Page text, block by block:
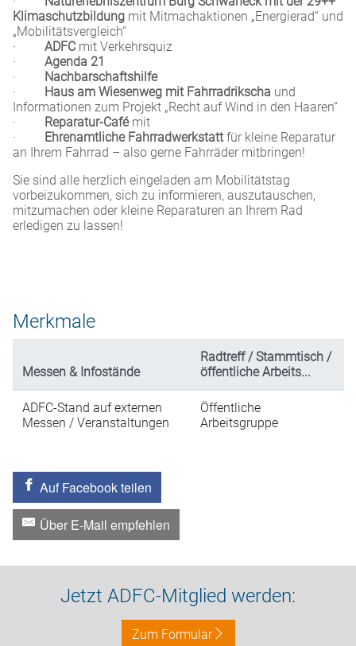
Klimaschutzbildung mit Mitmachaktionen „Energierad“ und
„Mobilitätsvergleich“
· ADFC mit Verkehrsquiz
· Agenda 21
· Nachbarschaftshilfe
· Haus am Wiesenweg mit Fahrradrikscha und
Informationen zum Projekt „Recht auf Wind in den Haaren“
· Reparatur-Cafémit
· Ehrenamtliche Fahrradwerkstattfür kleine Reparatur
an Ihrem Fahrrad – also gerne Fahrräder mitbringen!
Sie sind alle herzlich eingeladen am Mobilitätstag
vorbeizukommen, sich zu informieren, auszutauschen,
mitzumachen oder kleine Reparaturen an Ihrem Rad
erledigen zu lassen!
Merkmale
Messen & Infostände
Radtreff / Stammtisch /
öffentliche Arbeits...
ADFC-Stand auf externen
Messen / Veranstaltungen
Öffentliche
Arbeitsgruppe
Auf Facebook teilen
Über E-Mail empfehlen
Jetzt ADFC-Mitglied werden:
Zum Formular